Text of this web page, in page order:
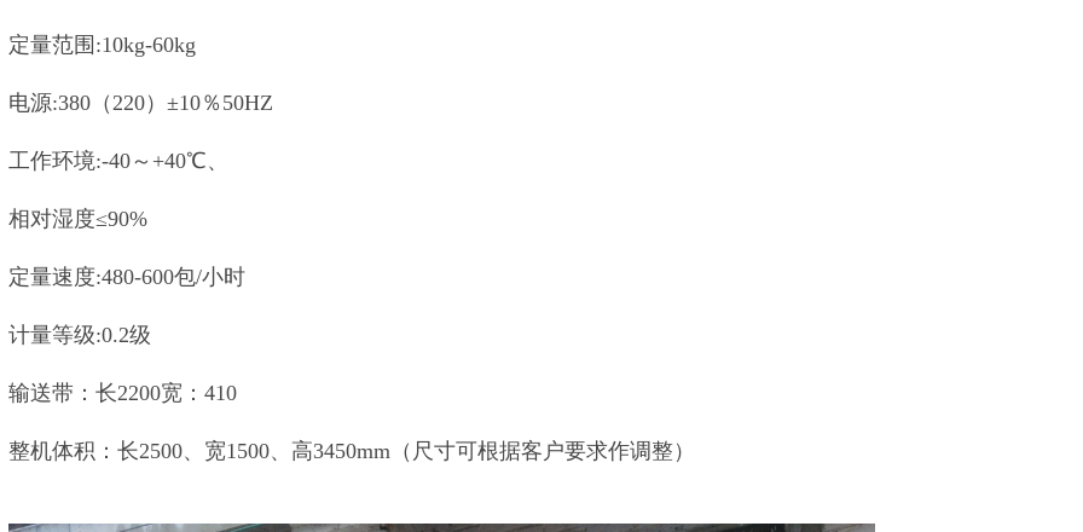
定量范围:10kg-60kg
电源:380（220）±10％50HZ
工作环境:-40～+40℃、
相对湿度≤90%
定量速度:480-600包/小时
计量等级:0.2级
输送带：长2200宽：410
整机体积：长2500、宽1500、高3450mm（尺寸可根据客户要求作调整）